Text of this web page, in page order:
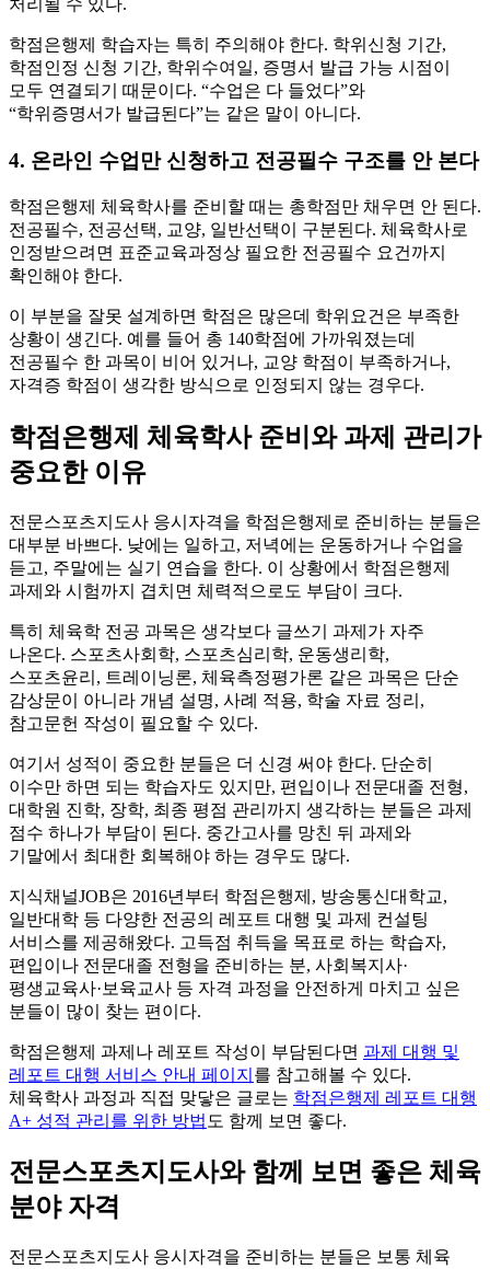
처리될 수 있다.
학점은행제 학습자는 특히 주의해야 한다. 학위신청 기간,
학점인정 신청 기간, 학위수여일, 증명서 발급 가능 시점이
모두 연결되기 때문이다. “수업은 다 들었다”와
“학위증명서가 발급된다”는 같은 말이 아니다.
4. 온라인 수업만 신청하고 전공필수 구조를 안 본다
학점은행제 체육학사를 준비할 때는 총학점만 채우면 안 된다.
전공필수, 전공선택, 교양, 일반선택이 구분된다. 체육학사로
인정받으려면 표준교육과정상 필요한 전공필수 요건까지
확인해야 한다.
이 부분을 잘못 설계하면 학점은 많은데 학위요건은 부족한
상황이 생긴다. 예를 들어 총 140학점에 가까워졌는데
전공필수 한 과목이 비어 있거나, 교양 학점이 부족하거나,
자격증 학점이 생각한 방식으로 인정되지 않는 경우다.
학점은행제 체육학사 준비와 과제 관리가
중요한 이유
전문스포츠지도사 응시자격을 학점은행제로 준비하는 분들은
대부분 바쁘다. 낮에는 일하고, 저녁에는 운동하거나 수업을
듣고, 주말에는 실기 연습을 한다. 이 상황에서 학점은행제
과제와 시험까지 겹치면 체력적으로도 부담이 크다.
특히 체육학 전공 과목은 생각보다 글쓰기 과제가 자주
나온다. 스포츠사회학, 스포츠심리학, 운동생리학,
스포츠윤리, 트레이닝론, 체육측정평가론 같은 과목은 단순
감상문이 아니라 개념 설명, 사례 적용, 학술 자료 정리,
참고문헌 작성이 필요할 수 있다.
여기서 성적이 중요한 분들은 더 신경 써야 한다. 단순히
이수만 하면 되는 학습자도 있지만, 편입이나 전문대졸 전형,
대학원 진학, 장학, 최종 평점 관리까지 생각하는 분들은 과제
점수 하나가 부담이 된다. 중간고사를 망친 뒤 과제와
기말에서 최대한 회복해야 하는 경우도 많다.
지식채널JOB은 2016년부터 학점은행제, 방송통신대학교,
일반대학 등 다양한 전공의 레포트 대행 및 과제 컨설팅
서비스를 제공해왔다. 고득점 취득을 목표로 하는 학습자,
편입이나 전문대졸 전형을 준비하는 분, 사회복지사·
평생교육사·보육교사 등 자격 과정을 안전하게 마치고 싶은
분들이 많이 찾는 편이다.
학점은행제 과제나 레포트 작성이 부담된다면 과제 대행 및
레포트 대행 서비스 안내 페이지 를 참고해볼 수 있다.
체육학사 과정과 직접 맞닿은 글로는 학점은행제 레포트 대행
A+ 성적 관리를 위한 방법 도 함께 보면 좋다.
전문스포츠지도사와 함께 보면 좋은 체육
분야 자격
전문스포츠지도사 응시자격을 준비하는 분들은 보통 체육